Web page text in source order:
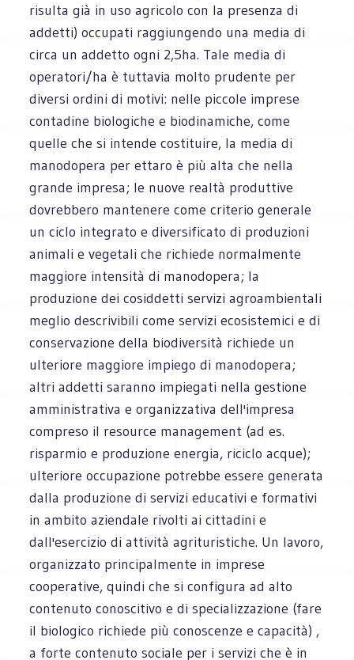
risulta già in uso agricolo con la presenza di
addetti) occupati raggiungendo una media di
circa un addetto ogni 2,5ha. Tale media di
operatori/ha è tuttavia molto prudente per
diversi ordini di motivi: nelle piccole imprese
contadine biologiche e biodinamiche, come
quelle che si intende costituire, la media di
manodopera per ettaro è più alta che nella
grande impresa; le nuove realtà produttive
dovrebbero mantenere come criterio generale
un ciclo integrato e diversificato di produzioni
animali e vegetali che richiede normalmente
maggiore intensità di manodopera; la
produzione dei cosiddetti servizi agroambientali
meglio descrivibili come servizi ecosistemici e di
conservazione della biodiversità richiede un
ulteriore maggiore impiego di manodopera;
altri addetti saranno impiegati nella gestione
amministrativa e organizzativa dell'impresa
compreso il resource management (ad es.
risparmio e produzione energia, riciclo acque);
ulteriore occupazione potrebbe essere generata
dalla produzione di servizi educativi e formativi
in ambito aziendale rivolti ai cittadini e
dall'esercizio di attività agrituristiche. Un lavoro,
organizzato principalmente in imprese
cooperative, quindi che si configura ad alto
contenuto conoscitivo e di specializzazione (fare
il biologico richiede più conoscenze e capacità) ,
a forte contenuto sociale per i servizi che è in